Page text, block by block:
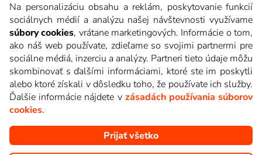
Copyright © goNET s.r.o. Na tomto webe sú zobrazované obrázky
z relácií TV staníc, ktoré môžete sledovať v Lepšia.TV.
Na personalizáciu obsahu a reklám, poskytovanie funkcií
sociálnych médií a analýzu našej návštevnosti využívame
súbory cookies, vrátane marketingových. Informácie o tom,
ako náš web používate, zdieľame so svojimi partnermi pre
sociálne médiá, inzerciu a analýzy. Partneri tieto údaje môžu
skombinovať s ďalšími informáciami, ktoré ste im poskytli
alebo ktoré získali v dôsledku toho, že používate ich služby.
Ďalšie informácie nájdete v zásadách používania súborov
cookies.
Prijať všetko